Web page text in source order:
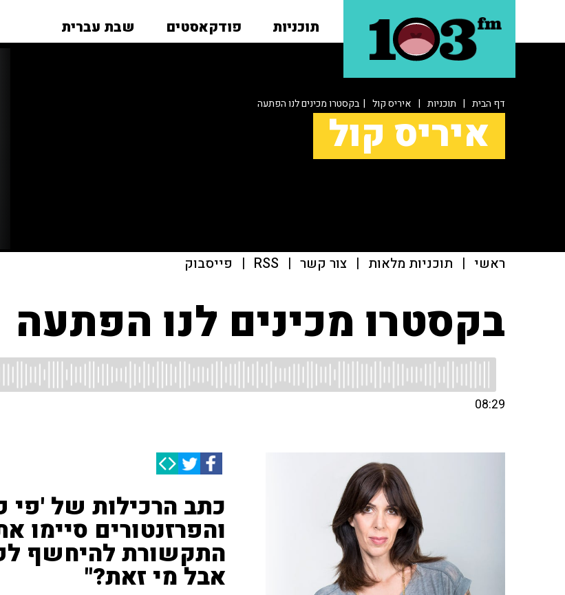
תוכניות פודקאסטים שבת עברית
דף הבית | תוכניות | איריס קול | בקסטרו מכינים לנו הפתעה
איריס קול
ראשי | תוכניות מלאות | צור קשר |
RSS
| פייסבוק
בקסטרו מכינים לנו הפתעה
08:29
כתב הרכילות של 'פי
והפרזנטורים סיימו
התקשורת להיחשף
אבל מי זאת?"